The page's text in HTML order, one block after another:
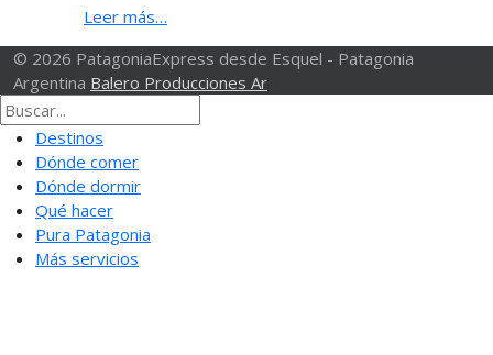
Leer más…
© 2026 PatagoniaExpress desde Esquel - Patagonia
Argentina Balero Producciones Ar
Destinos
Dónde comer
Dónde dormir
Qué hacer
Pura Patagonia
Más servicios